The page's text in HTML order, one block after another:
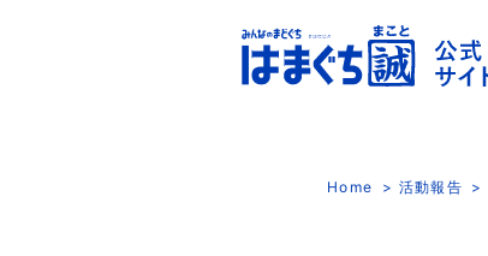
Home 活動報告